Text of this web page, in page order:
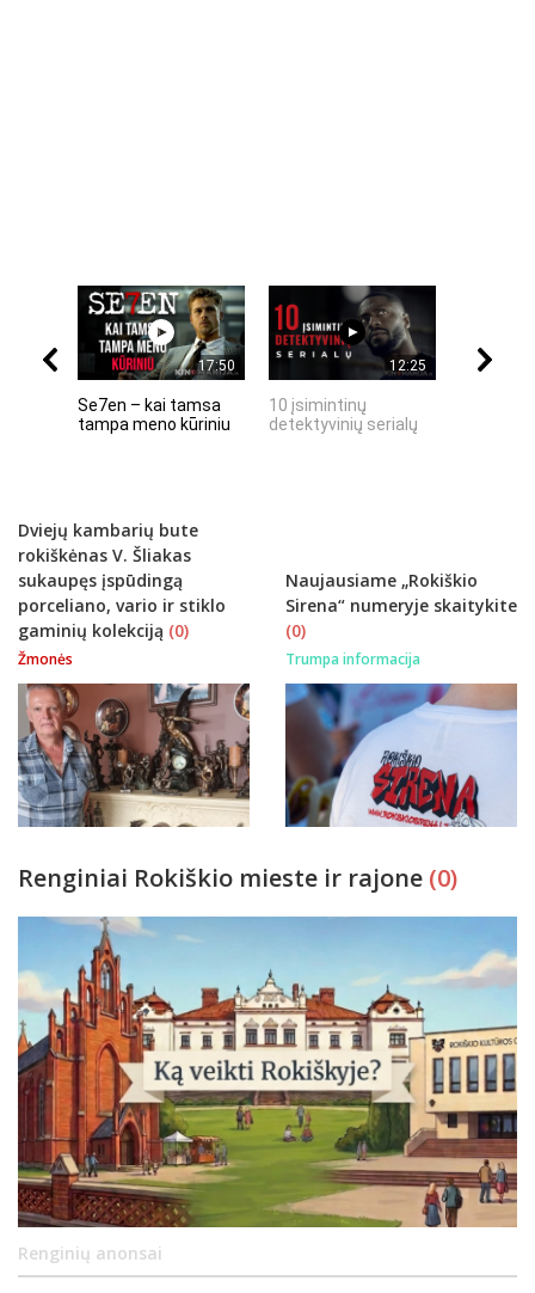
17:50
Se7en – kai tamsa
tampa meno kūriniu
12:25
10 įsimintinų
detektyvinių serialų
Dviejų kambarių bute
rokiškėnas V. Šliakas
sukaupęs įspūdingą
porceliano, vario ir stiklo
gaminių kolekciją (0)
Žmonės
Naujausiame „Rokiškio
Sirena“ numeryje skaitykite
(0)
Trumpa informacija
Renginiai Rokiškio mieste ir rajone (0)
Renginių anonsai